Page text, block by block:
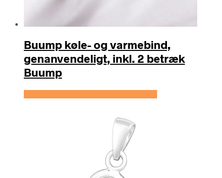
Buump køle- og varmebind,
genanvendeligt, inkl. 2 betræk
Buump